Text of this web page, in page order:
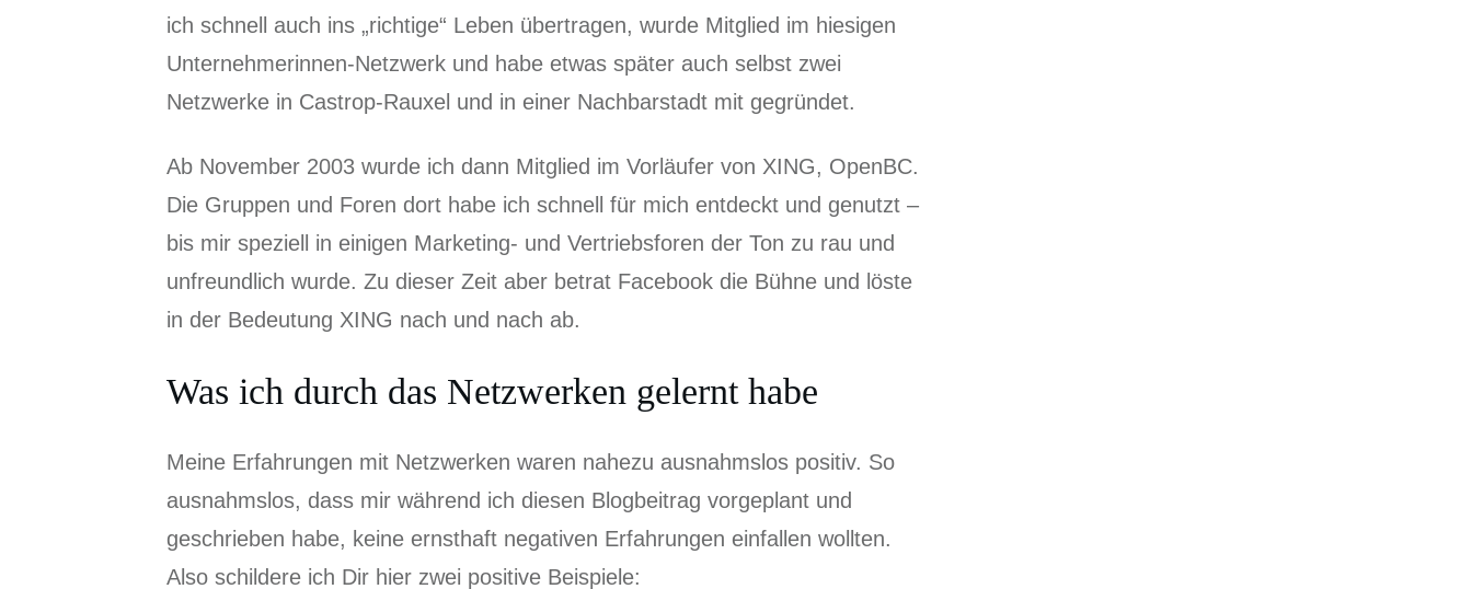
ich schnell auch ins „richtige“ Leben übertragen, wurde Mitglied im hiesigen
Unternehmerinnen-Netzwerk und habe etwas später auch selbst zwei
Netzwerke in Castrop-Rauxel und in einer Nachbarstadt mit gegründet.
Ab November 2003 wurde ich dann Mitglied im Vorläufer von XING, OpenBC.
Die Gruppen und Foren dort habe ich schnell für mich entdeckt und genutzt –
bis mir speziell in einigen Marketing- und Vertriebsforen der Ton zu rau und
unfreundlich wurde. Zu dieser Zeit aber betrat Facebook die Bühne und löste
in der Bedeutung XING nach und nach ab.
Was ich durch das Netzwerken gelernt habe
Meine Erfahrungen mit Netzwerken waren nahezu ausnahmslos positiv. So
ausnahmslos, dass mir während ich diesen Blogbeitrag vorgeplant und
geschrieben habe, keine ernsthaft negativen Erfahrungen einfallen wollten.
Also schildere ich Dir hier zwei positive Beispiele: